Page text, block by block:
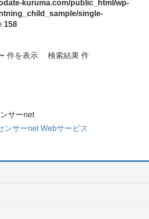
kuruma.com/public_html/wp-
single-
158
件を表示 検索結果 件
サーnet
ンサーnet Webサービス